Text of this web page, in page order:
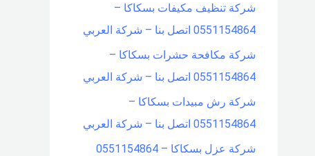
شركة تنظيف مكيفات بسكاكا –
0551154864 اتصل بنا – شركة العربي
شركة مكافحة حشرات بسكاكا –
0551154864 اتصل بنا – شركة العربي
شركة رش مبيدات بسكاكا –
0551154864 اتصل بنا – شركة العربي
شركة عزل بسكاكا – 0551154864